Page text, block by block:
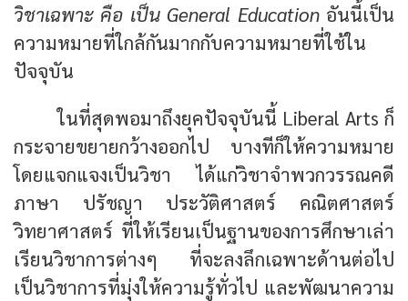
วิชาเฉพาะ คือ เป็น General Educationอันนี้เป็น
ความหมายที่ใกล้กันมากกับความหมายที่ใช้ใน
ปัจจุบัน
ในที่สุดพอมาถึงยุคปัจจุบันนี้ Liberal Arts ก็
กระจายขยายกว้างออกไป บางทีก็ให้ความหมาย
โดยแจกแจงเป็นวิชา ได้แก่วิชาจำพวกวรรณคดี
ภาษา ปรัชญา ประวัติศาสตร์ คณิตศาสตร์
วิทยาศาสตร์ ที่ให้เรียนเป็นฐานของการศึกษาเล่า
เรียนวิชาการต่างๆ ที่จะลงลึกเฉพาะด้านต่อไป
เป็นวิชาการที่มุ่งให้ความรู้ทั่วไป และพัฒนาความ